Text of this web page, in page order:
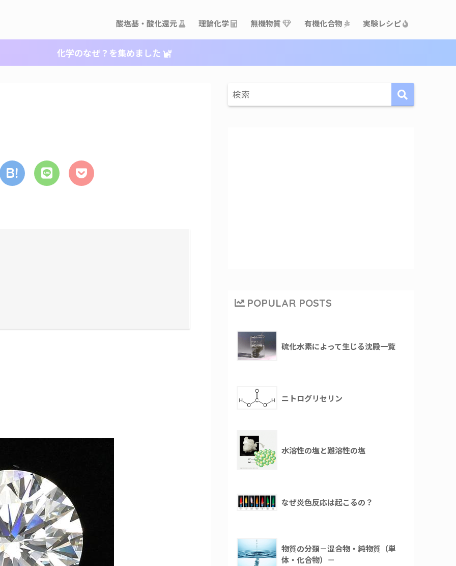
酸塩基・酸化還元 理論化学 無機物質 有機化合物 実験レシピ
化学のなぜ？を集めました
POPULAR POSTS
硫化水素によって生じる沈殿一覧
ニトログリセリン
水溶性の塩と難溶性の塩
なぜ炎色反応は起こるの？
物質の分類－混合物・純物質（単
体・化合物）－